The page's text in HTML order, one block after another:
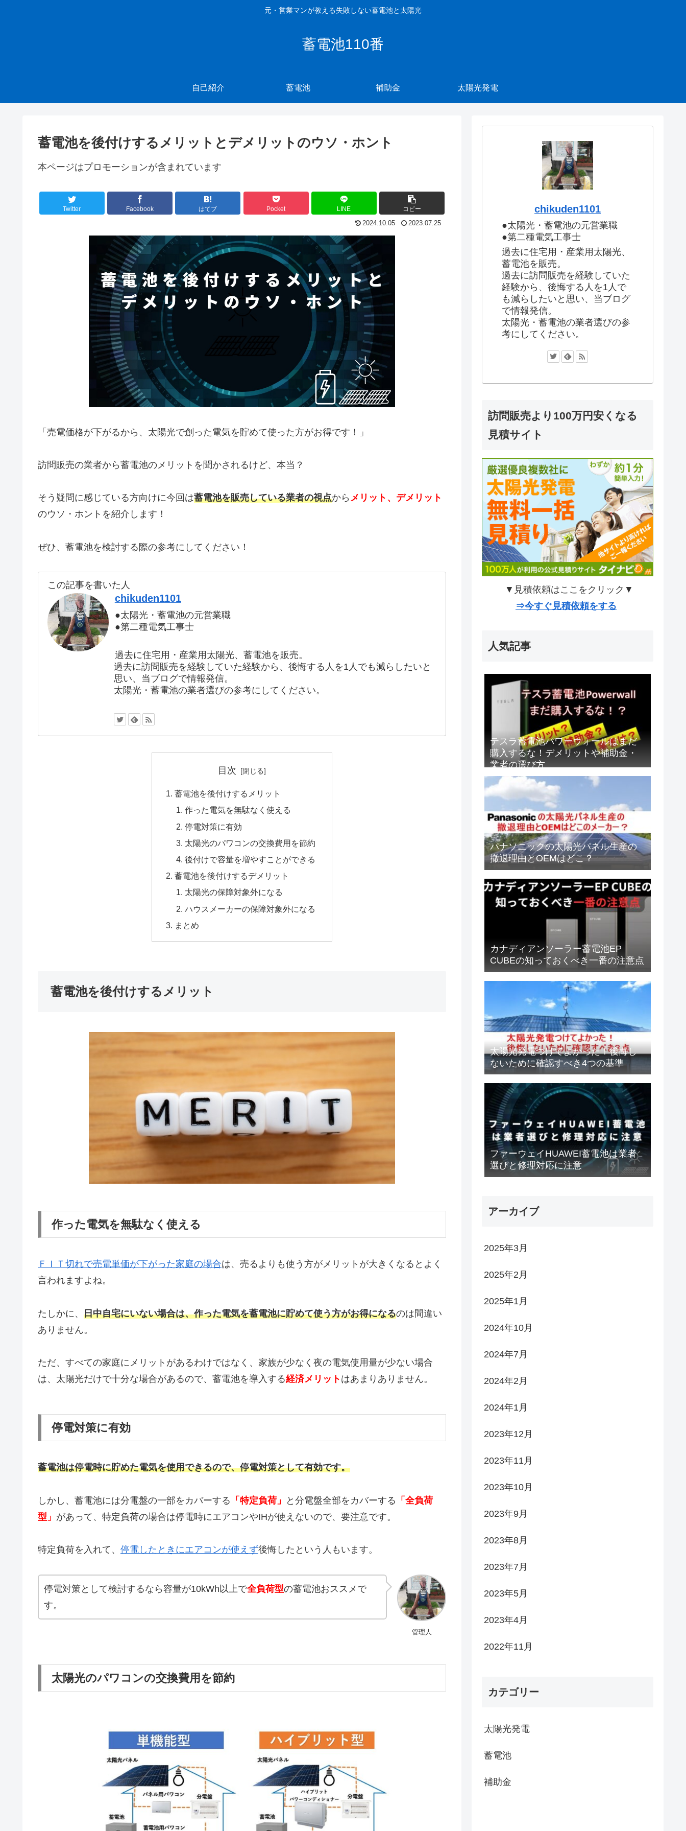
元・営業マンが教える失敗しない蓄電池と太陽光
蓄電池110番
自己紹介 蓄電池 補助金 太陽光発電
蓄電池を後付けするメリットとデメリットのウソ・ホント
本ページはプロモーションが含まれています
Twitter Facebook はてブ Pocket LINE コピー
2024.10.05 2023.07.25
「売電価格が下がるから、太陽光で創った電気を貯めて使った方がお得です！」
訪問販売の業者から蓄電池のメリットを聞かされるけど、本当？
そう疑問に感じている方向けに今回は蓄電池を販売している業者の視点から メリット、デメリット
のウソ・ホントを紹介します！
ぜひ、蓄電池を検討する際の参考にしてください！
この記事を書いた人
chikuden1101
●太陽光・蓄電池の元営業職
●第二種電気工事士
過去に住宅用・産業用太陽光、蓄電池を販売。
過去に訪問販売を経験していた経験から、後悔する人を1人でも減らしたいと
思い、当ブログで情報発信。
太陽光・蓄電池の業者選びの参考にしてください。
目次
蓄電池を後付けするメリット
作った電気を無駄なく使える
停電対策に有効
太陽光のパワコンの交換費用を節約
後付けで容量を増やすことができる
蓄電池を後付けするデメリット
太陽光の保障対象外になる
ハウスメーカーの保障対象外になる
まとめ
蓄電池を後付けするメリット
作った電気を無駄なく使える
ＦＩＴ切れで売電単価が下がった家庭の場合は、売るよりも使う方がメリットが大きくなるとよく
言われますよね。
たしかに、 日中自宅にいない場合は、作った電気を蓄電池に貯めて使う方がお得になるのは間違い
ありません。
ただ、すべての家庭にメリットがあるわけではなく、家族が少なく夜の電気使用量が少ない場合
は、太陽光だけで十分な場合があるので、蓄電池を導入する経済メリット はあまりありません。
停電対策に有効
蓄電池は停電時に貯めた電気を使用できるので、停電対策として有効です。
しかし、蓄電池には分電盤の一部をカバーする 「特定負荷」 と分電盤全部をカバーする 「全負荷
型」 があって、特定負荷の場合は停電時にエアコンやIHが使えないので、要注意です。
特定負荷を入れて、 停電したときにエアコンが使えず後悔したという人もいます。
管理人
停電対策として検討するなら容量が10kWh以上で全負荷型の蓄電池おススメで
す。
太陽光のパワコンの交換費用を節約
chikuden1101
●太陽光・蓄電池の元営業職
●第二種電気工事士
過去に住宅用・産業用太陽光、
蓄電池を販売。
過去に訪問販売を経験していた
経験から、後悔する人を1人で
も減らしたいと思い、当ブログ
で情報発信。
太陽光・蓄電池の業者選びの参
考にしてください。
訪問販売より100万円安くなる
見積サイト
▼見積依頼はここをクリック▼
⇒今すぐ見積依頼をする
人気記事
テスラ蓄電池パワーウォールはまだ
購入するな！デメリットや補助金・
業者の選び方
パナソニックの太陽光パネル生産の
撤退理由とOEMはどこ？
カナディアンソーラー蓄電池EP
CUBEの知っておくべき一番の注意点
太陽光発電つけてよかった！後悔し
ないために確認すべき4つの基準
ファーウェイHUAWEI蓄電池は業者
選びと修理対応に注意
アーカイブ
2025年3月
2025年2月
2025年1月
2024年10月
2024年7月
2024年2月
2024年1月
2023年12月
2023年11月
2023年10月
2023年9月
2023年8月
2023年7月
2023年5月
2023年4月
2022年11月
カテゴリー
太陽光発電
蓄電池
補助金